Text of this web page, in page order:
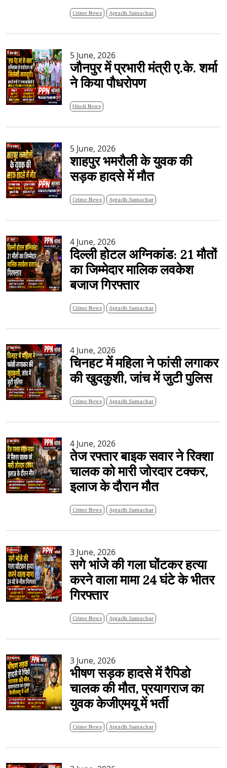
Crime News Apradh Samachar
5 June, 2026
जौनपुर में प्रभारी मंत्री ए.के. शर्मा
ने किया पौधरोपण
Hindi News
5 June, 2026
शाहपुर भमरौली के युवक की
सड़क हादसे में मौत
Crime News Apradh Samachar
4 June, 2026
दिल्ली होटल अग्निकांड: 21 मौतों
का जिम्मेदार मालिक लवकेश
बजाज गिरफ्तार
Crime News Apradh Samachar
4 June, 2026
चिनहट में महिला ने फांसी लगाकर
की खुदकुशी, जांच में जुटी पुलिस
Crime News Apradh Samachar
4 June, 2026
तेज रफ्तार बाइक सवार ने रिक्शा
चालक को मारी जोरदार टक्कर,
इलाज के दौरान मौत
Crime News Apradh Samachar
3 June, 2026
सगे भांजे की गला घोंटकर हत्या
करने वाला मामा 24 घंटे के भीतर
गिरफ्तार
Crime News Apradh Samachar
3 June, 2026
भीषण सड़क हादसे में रैपिडो
चालक की मौत, प्रयागराज का
युवक केजीएमयू में भर्ती
Crime News Apradh Samachar